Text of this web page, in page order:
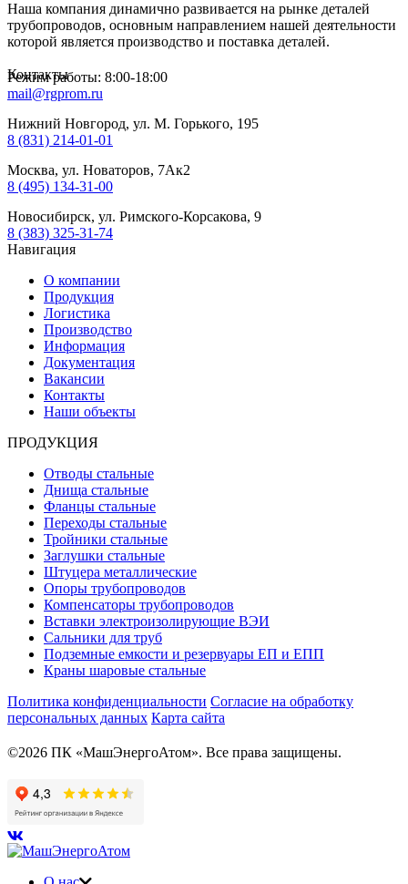
Наша компания динамично развивается на рынке деталей
трубопроводов, основным направлением нашей деятельности
которой является производство и поставка деталей.
Контакты
Режим работы: 8:00-18:00
mail@rgprom.ru
Нижний Новгород, ул. М. Горького, 195
8 (831) 214-01-01
Москва, ул. Новаторов, 7Ак2
8 (495) 134-31-00
Новосибирск, ул. Римского-Корсакова, 9
8 (383) 325-31-74
Навигация
О компании
Продукция
Логистика
Производство
Информация
Документация
Вакансии
Контакты
Наши объекты
ПРОДУКЦИЯ
Отводы стальные
Днища стальные
Фланцы стальные
Переходы стальные
Тройники стальные
Заглушки стальные
Штуцера металлические
Опоры трубопроводов
Компенсаторы трубопроводов
Вставки электроизолирующие ВЭИ
Сальники для труб
Подземные емкости и резервуары ЕП и ЕПП
Краны шаровые стальные
Политика конфиденциальности Согласие на обработку
персональных данных Карта сайта
©2026 ПК «МашЭнергоАтом». Все права защищены.